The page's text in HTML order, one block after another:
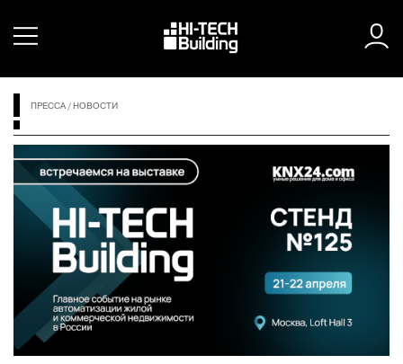
ПРЕССА / НОВОСТИ